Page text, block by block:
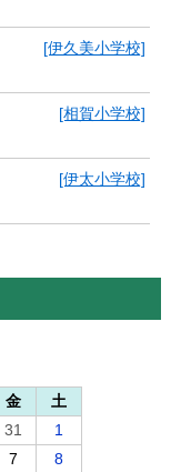
[伊久美小学校]
[相賀小学校]
[伊太小学校]
金
土
31
1
7 8